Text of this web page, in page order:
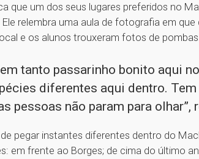
que um dos seus lugares preferidos no
relembra uma aula de fotografia em
e os alunos trouxeram fotos de
tanto passarinho bonito aqui
diferentes aqui dentro.
pessoas não param para olhar”,
pegar instantes diferentes dentro do
em frente ao Borges; de cima do último